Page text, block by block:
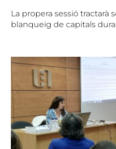
La propera sessió tractarà
blanqueig de capitals